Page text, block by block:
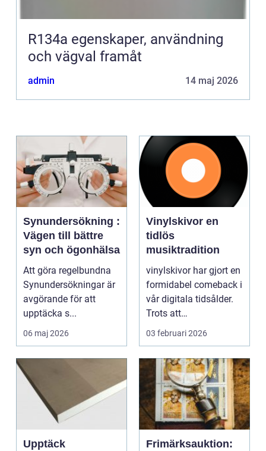
R134a egenskaper, användning
och vägval framåt
admin 14 maj 2026
Synundersökning :
Vägen till bättre
syn och ögonhälsa
Att göra regelbundna
Synundersökningar är
avgörande för att
upptäcka s...
06 maj 2026
Vinylskivor en
tidlös
musiktradition
vinylskivor har gjort en
formidabel comeback i
vår digitala tidsålder.
Trots att
musikstreaming är m...
03 februari 2026
Upptäck
Frimärksauktion: